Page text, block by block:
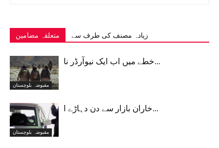
متعلقہ مضامین زیادہ مصنف کی طرف سے
مقبوضہ بلوچستان
خطے میں اب ایک نیوآرڈر نا...
مقبوضہ بلوچستان
خاران بازار سے دن دہاڑے ا...